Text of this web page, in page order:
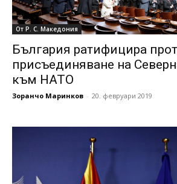
От Р. С. Македония
България ратифицира
присъединяване на
към НАТО
Зоранчо Маринков - 20. февруари 2019